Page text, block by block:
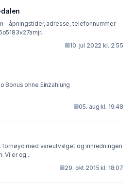
- åpningstider, adresse, telefonnummer
10. jul 2022 kl. 2:55
05. aug kl. 19:48
fornøyd med vareutvalget og innredningen
Vi er og...
29. okt 2015 kl. 18:07